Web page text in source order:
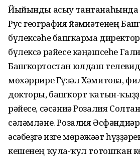
Йыйынды асыу
Рус география йәмғиәтенең
бүлексәһе башҡарма
бүлексә рәйесе кәңәшсеһе
Башҡортостан юлдаш
мөхәррире Гүзәл Хәмитова,
докторы, башҡорт ҡатын-
рәйесе, сәсәниә Розалия
сәләмләне. Розалия
әсәбеҙгә изге мөрәжәғәт
кешенең ҡулға-ҡул тотошҡан